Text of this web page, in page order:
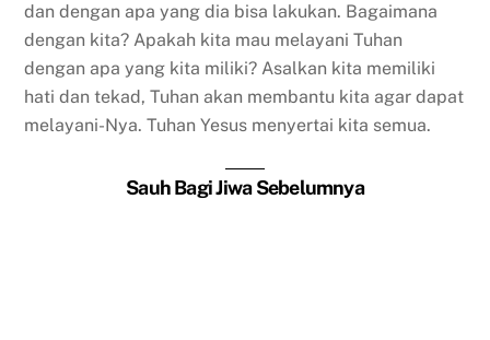
dan dengan apa yang dia bisa lakukan. Bagaimana
dengan kita? Apakah kita mau melayani Tuhan
dengan apa yang kita miliki? Asalkan kita memiliki
hati dan tekad, Tuhan akan membantu kita agar dapat
melayani-Nya. Tuhan Yesus menyertai kita semua.
Sauh Bagi Jiwa Sebelumnya